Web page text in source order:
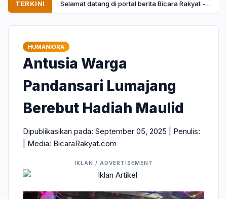
TERKINI Selamat datang di portal berita Bicara Rakyat - Menyajikan informasi tercepat dan terpercaya.
HUMANIORA
Antusia Warga
Pandansari Lumajang
Berebut Hadiah Maulid
Dipublikasikan pada: September 05, 2025 | Penulis:
| Media: BicaraRakyat.com